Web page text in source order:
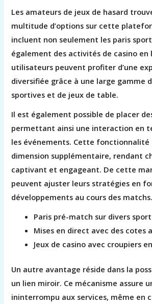
Les amateurs de jeux de hasard
multitude d’options sur cette
incluent non seulement les paris
également des activités de casino en
utilisateurs peuvent profiter d’une
diversifiée grâce à une large gamme
sportives et de jeux de table.
Il est également possible de placer
permettant ainsi une interaction en
les événements. Cette fonctionnalité
dimension supplémentaire, rendant
captivant et engageant. De cette
peuvent ajuster leurs stratégies en
développements au cours des matchs.
Paris pré-match sur divers
Mises en direct avec des cotes
Jeux de casino avec croupiers
Un autre avantage réside dans la
un lien miroir. Ce mécanisme assure
ininterrompu aux services, même en